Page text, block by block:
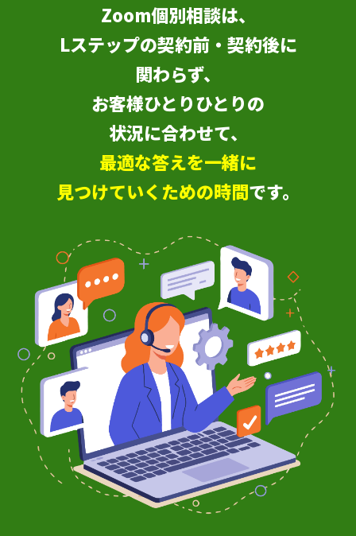
Zoom個別相談は、
Lステップの契約前・契約後に
関わらず、
お客様ひとりひとりの
状況に合わせて、
最適な答えを一緒に
見つけていくための時間です。